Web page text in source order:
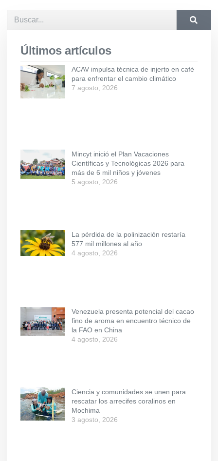
Últimos artículos
ACAV impulsa técnica de injerto en café
para enfrentar el cambio climático
7 agosto, 2026
Mincyt inició el Plan Vacaciones
Científicas y Tecnológicas 2026 para
más de 6 mil niños y jóvenes
5 agosto, 2026
La pérdida de la polinización restaría
577 mil millones al año
4 agosto, 2026
Venezuela presenta potencial del cacao
fino de aroma en encuentro técnico de
la FAO en China
4 agosto, 2026
Ciencia y comunidades se unen para
rescatar los arrecifes coralinos en
Mochima
3 agosto, 2026